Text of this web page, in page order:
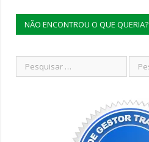
NÃO ENCONTROU O QUE QUERIA?